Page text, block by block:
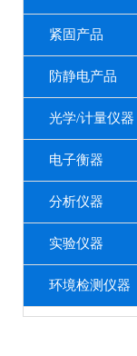
紧固产品
防静电产品
光学/计量仪器
电子衡器
分析仪器
实验仪器
环境检测仪器